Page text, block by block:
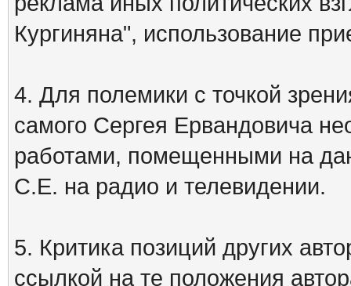
Кургиняна", использование
4. Для полемики с точкой
самого Сергея Ервандовича
работами, помещенными на
С.Е. на радио и телевидении.
5. Критика позиций других
ссылкой на те положения